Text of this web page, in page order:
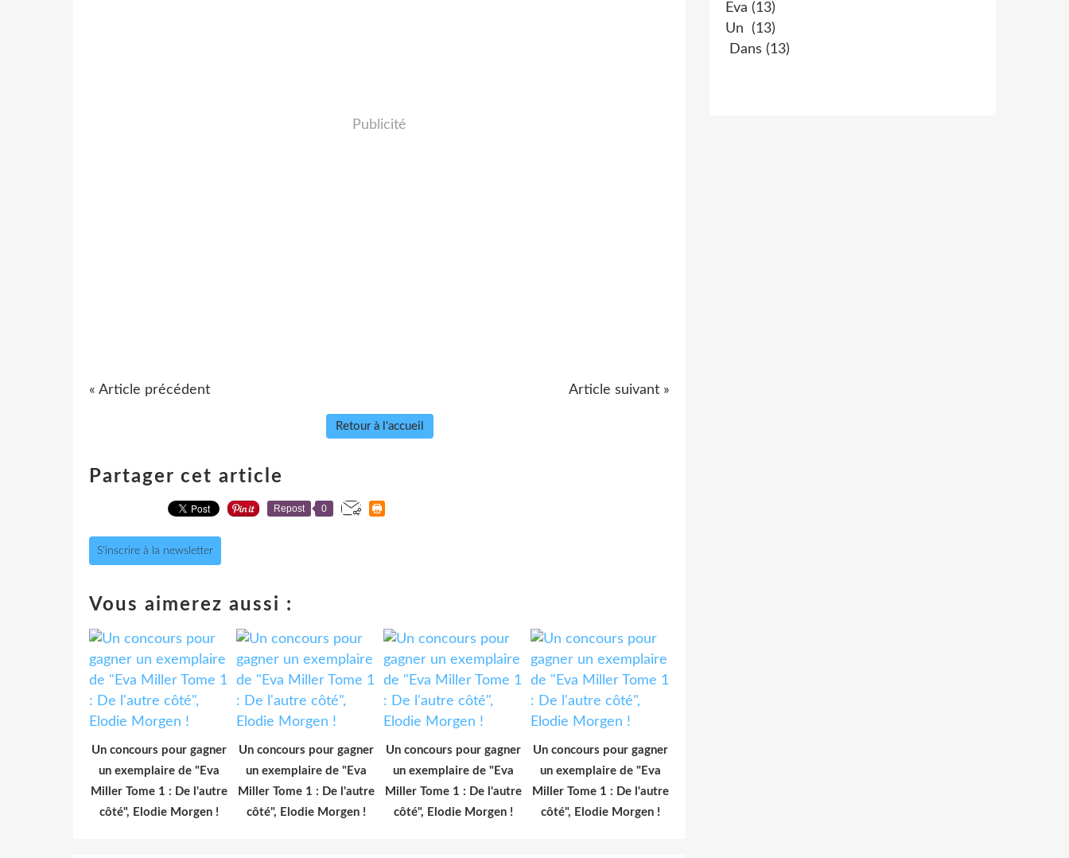
Publicité
« Article précédent Article suivant »
Retour à l'accueil
Partager cet article
Repost 0
S'inscrire à la newsletter
Vous aimerez aussi :
Un concours pour gagner
un exemplaire de "Eva
Miller Tome 1 : De l'autre
côté", Elodie Morgen !
Un concours pour gagner
un exemplaire de "Eva
Miller Tome 1 : De l'autre
côté", Elodie Morgen !
Un concours pour gagner
un exemplaire de "Eva
Miller Tome 1 : De l'autre
côté", Elodie Morgen !
Un concours pour gagner
un exemplaire de "Eva
Miller Tome 1 : De l'autre
côté", Elodie Morgen !
Eva (13)
Un
(13)
Dans (13)